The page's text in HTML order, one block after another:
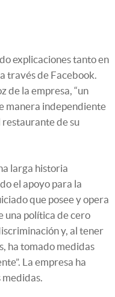
explicaciones tanto en
través de Facebook.
de la empresa, “un
manera independiente
restaurante de su
larga historia
el apoyo para la
que posee y opera
una política de cero
y, al tener
ha tomado medidas
La empresa ha